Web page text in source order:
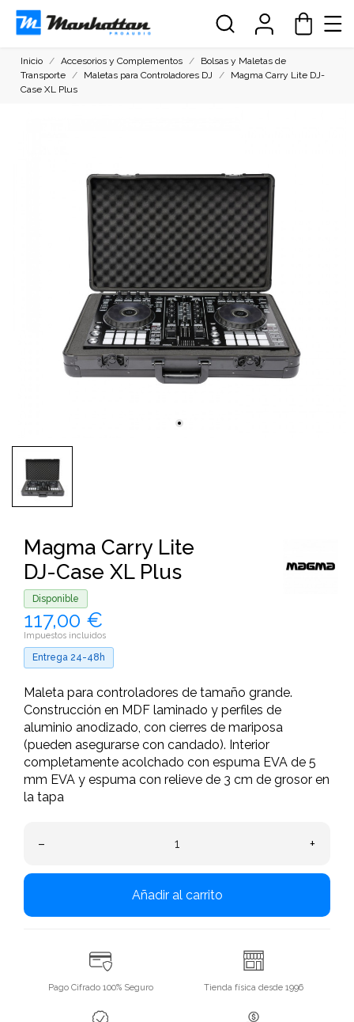
Inicio Accesorios y Complementos
Bolsas y Maletas de
Transporte
Maletas para Controladores DJ
Magma Carry Lite DJ-
Case XL Plus
Magma Carry Lite
DJ-Case XL Plus
Disponible
117,00 €
Impuestos incluidos
Entrega 24-48h
Maleta para controladores de tamaño grande.
Construcción en MDF laminado y perfiles de
aluminio anodizado, con cierres de mariposa
(pueden asegurarse con candado). Interior
completamente acolchado con espuma EVA de 5
mm EVA y espuma con relieve de 3 cm de grosor en
la tapa
– +
Añadir al carrito
Pago Cifrado 100% Seguro Tienda física desde 1996